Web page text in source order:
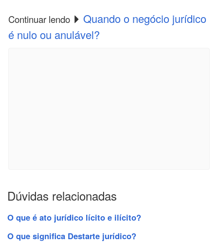
Continuar lendo
Quando o negócio jurídico
é nulo ou anulável?
Dúvidas relacionadas
O que é ato jurídico lícito e ilícito?
O que significa Destarte jurídico?